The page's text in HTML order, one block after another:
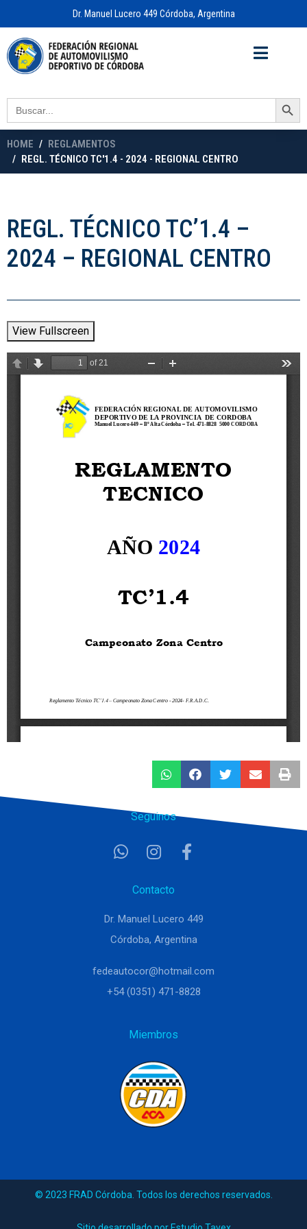
Dr. Manuel Lucero 449 Córdoba, Argentina
Search
for:
Search Button
HOME
REGLAMENTOS
REGL. TÉCNICO TC'1.4 - 2024 - REGIONAL CENTRO
REGL. TÉCNICO TC’1.4 –
2024 – REGIONAL CENTRO
View Fullscreen
Seguinos
Contacto
Dr. Manuel Lucero 449
Córdoba, Argentina
fedeautocor@hotmail.com
+54 (0351) 471-8828
Miembros
© 2023 FRAD Córdoba. Todos los derechos reservados.